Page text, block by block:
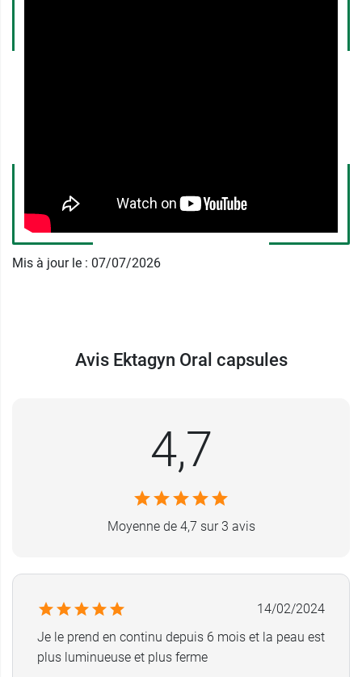
Mis à jour le : 07/07/2026
Avis Ektagyn Oral capsules
4,7
Moyenne de 4,7 sur 3 avis
14/02/2024
Je le prend en continu depuis 6 mois et la peau est
plus luminueuse et plus ferme